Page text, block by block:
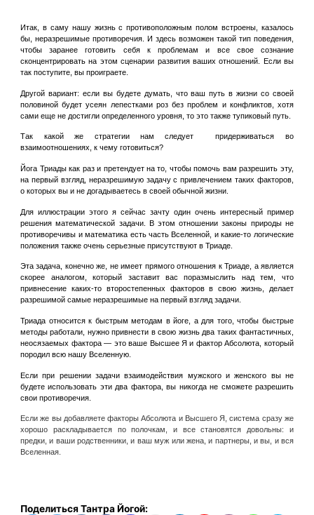
Итак, в саму нашу жизнь с противоположным полом встроены, казалось
бы, неразрешимые противоречия. И здесь возможен такой тип поведения,
чтобы заранее готовить себя к проблемам и все свое сознание
сконцентрировать на этом сценарии развития ваших отношений. Если вы
так поступите, вы проиграете.
Другой вариант: если вы будете думать, что ваш путь в жизни со своей
половиной будет усеян лепестками роз без проблем и конфликтов, хотя
сами еще не достигли определенного уровня, то это также тупиковый путь.
Так какой же стратегии нам следует придерживаться во
взаимоотношениях, к чему готовиться?
Йога Триады как раз и претендует на то, чтобы помочь вам разрешить эту,
на первый взгляд, неразрешимую задачу с привлечением таких факторов,
о которых вы и не догадываетесь в своей обычной жизни.
Для иллюстрации этого я сейчас зачту один очень интересный пример
решения математической задачи. В этом отношении законы природы не
противоречивы и математика есть часть Вселенной, и какие-то логические
положения также очень серьезные присутствуют в Триаде.
Эта задача, конечно же, не имеет прямого отношения к Триаде, а является
скорее аналогом, который заставит вас поразмыслить над тем, что
привнесение каких-то второстепенных факторов в свою жизнь, делает
разрешимой самые неразрешимые на первый взгляд задачи.
Триада относится к быстрым методам в йоге, а для того, чтобы быстрые
методы работали, нужно привнести в свою жизнь два таких фантастичных,
неосязаемых фактора — это ваше Высшее Я и фактор Абсолюта, который
породил всю нашу Вселенную.
Если при решении задачи взаимодействия мужского и женского вы не
будете использовать эти два фактора, вы никогда не сможете разрешить
свои противоречия
Если же вы добавляете факторы Абсолюта и Высшего Я, система сразу же
хорошо раскладывается по полочкам, и все становятся довольны: и
предки, и ваши родственники, и ваш муж или жена, и партнеры, и вы, и вся
Вселенная.
Поделиться Тантра Йогой: